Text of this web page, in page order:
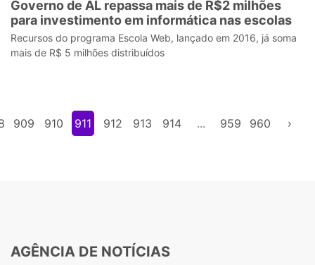
Governo de AL repassa mais de R$2 milhões
para investimento em informática nas escolas
Recursos do programa Escola Web, lançado em 2016, já soma
mais de R$ 5 milhões distribuídos
909 910 911 912 913 914 ... 959 960 ›
AGÊNCIA DE NOTÍCIAS